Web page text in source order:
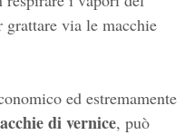
via le macchie
ed estremamente
di vernice, può